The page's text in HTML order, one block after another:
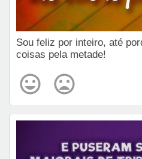
Sou feliz por inteiro, até
coisas pela metade!